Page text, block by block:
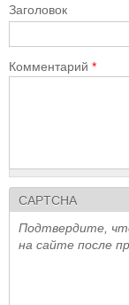
Заголовок
Комментарий *
CAPTCHA
Подтвердите,
на сайте после